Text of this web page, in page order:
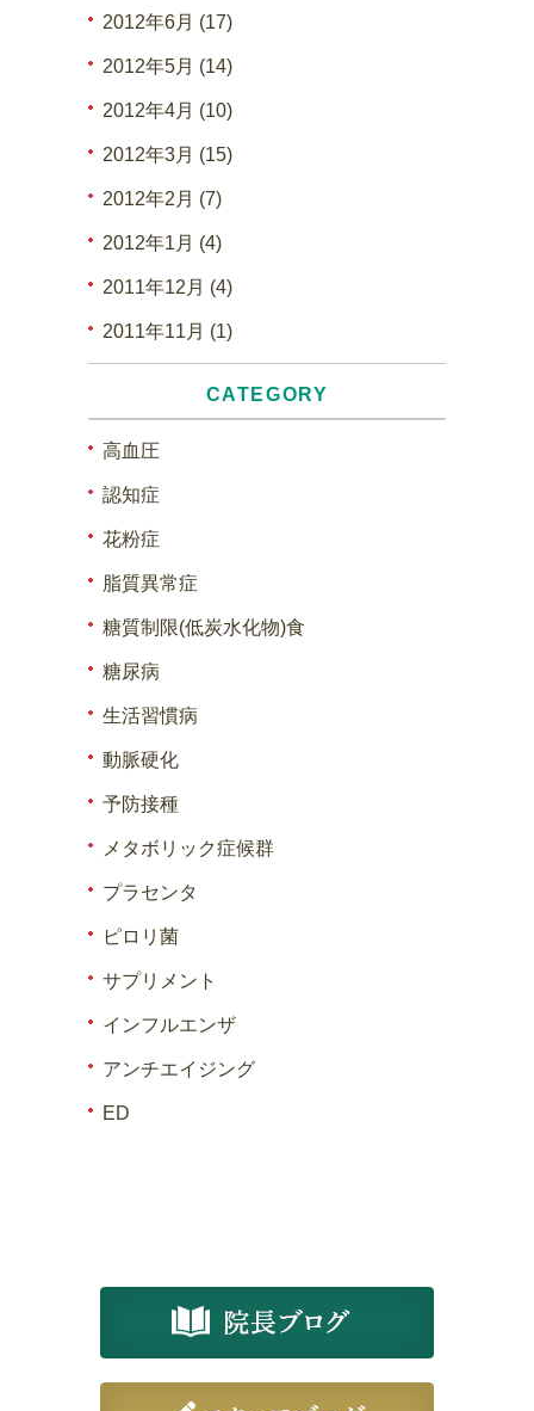
2012年6月 (17)
2012年5月 (14)
2012年4月 (10)
2012年3月 (15)
2012年2月 (7)
2012年1月 (4)
2011年12月 (4)
2011年11月 (1)
CATEGORY
高血圧
認知症
花粉症
脂質異常症
糖質制限(低炭水化物)食
糖尿病
生活習慣病
動脈硬化
予防接種
メタボリック症候群
プラセンタ
ピロリ菌
サプリメント
インフルエンザ
アンチエイジング
ED